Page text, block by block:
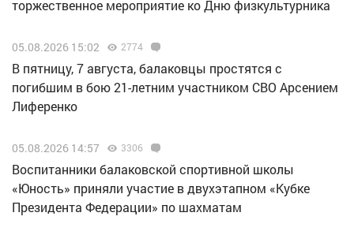
торжественное мероприятие ко Дню физкультурника
05.08.2026 15:02 2774
В пятницу, 7 августа, балаковцы простятся с
погибшим в бою 21-летним участником СВО Арсением
Лиференко
05.08.2026 14:57 3306
Воспитанники балаковской спортивной школы
«Юность» приняли участие в двухэтапном «Кубке
Президента Федерации» по шахматам